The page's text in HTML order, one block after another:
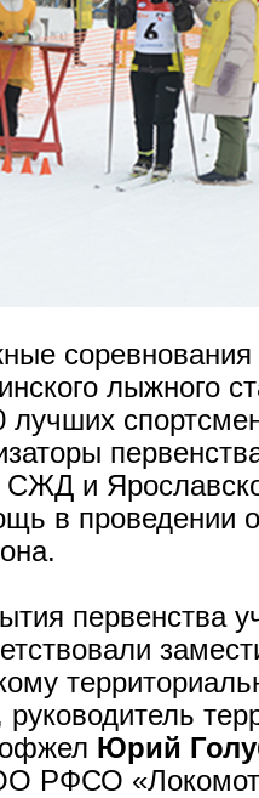
лыжного
лучших
СЖД и
в проведении
первенства
руководитель
Юрий
РФСО